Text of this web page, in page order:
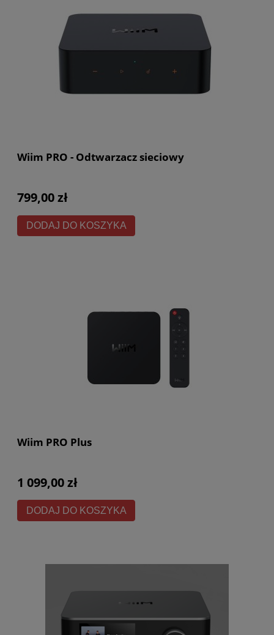
Wiim PRO - Odtwarzacz sieciowy
799,00 zł
DODAJ DO KOSZYKA
Wiim PRO Plus
1 099,00 zł
DODAJ DO KOSZYKA